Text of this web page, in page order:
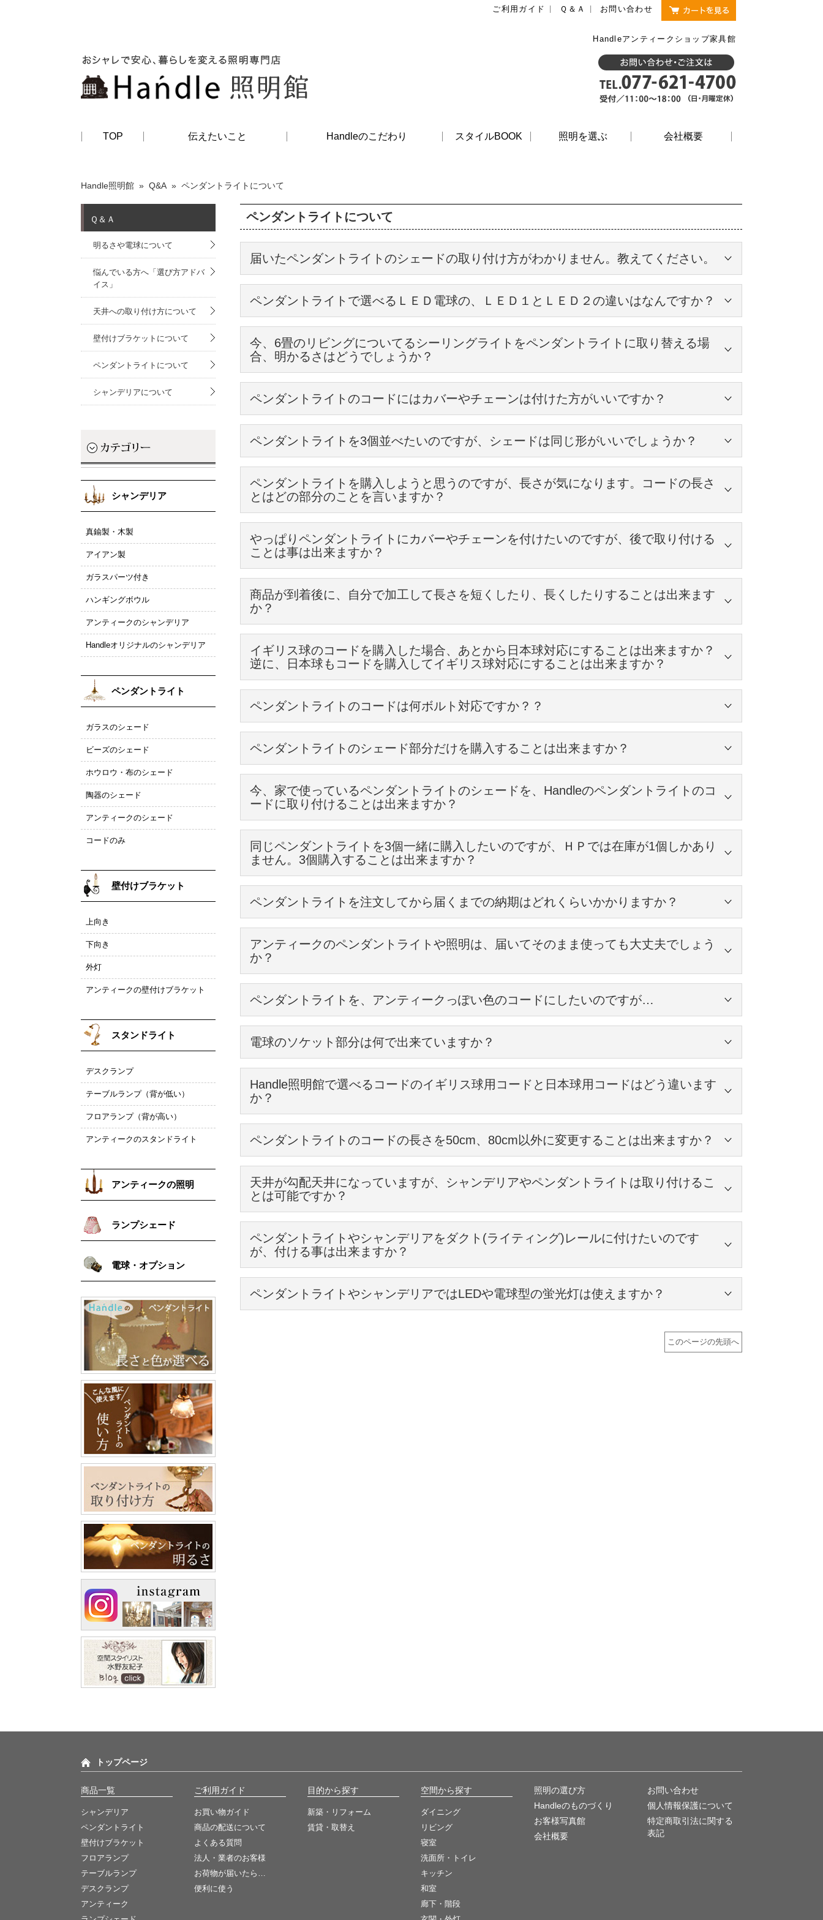
ご利用ガイド Ｑ＆Ａ お問い合わせ
Handleアンティークショップ家具館
TOP 伝えたいこと Handleのこだわり スタイルBOOK 照明を選ぶ 会社概要
Handle照明館 » Q&A » ペンダントライトについて
ペンダントライトについて
届いたペンダントライトのシェードの取り付け方がわかりません。教えてください。
Handleの照明をお届けさせていただきましてありがとうございます。
３点留めのギャラリーが付いたペンダントライトのシェードのセット方法を説明します。
まず、お届けさせていただいたいますセットをご確認下さい。
・シェード
・ギャラリー
が個数分入っていましたか？
①まず、コードのソケットからリングをくるくるまわしてはずします。
③ギャラリーをリングで留めます。
このとめる位置によっても、多少シェードの位置が調整できます。天井に取り付けてみて少し下げたいな・・・という時にはこ
のリングを止める位置で調整してみてください。
④ギャラリーについている３つのネジで、シェードを留めます。
⑤最後に、シェードの内側から電球を取り付けます。
イギリス球の場合は、ピンを引っ掛ける付け方、日本球やLED電球でしたらくるくるっと回して取り付けます。
これで、セット完了です。
ペンダントライトで選べるＬＥＤ電球の、ＬＥＤ１とＬＥＤ２の違いはなんですか？
ペンダントライトの仕様変更で選べるＬＥＤ電球ですが、【ＬＥＤ-1】と【ＬＥＤ-2】の大きな違いは明るさです。
ＬＥＤ-1が50lmで、ＬＥＤ-2が220lmnになります。 詳しく比較すると、
【ＬＥＤ-1】
サイズ：全長9.3×直径3.2ｃｍ
口金：Ｅ17
明るさ：50ルーメン
重量：17ｇ
☆実際点灯してみると☆
【ＬＥＤ-2】
サイズ：全長9.×直径約3ｃｍ
消費電力：4Ｗ
明るさ：220ルーメン
重量：17ｇ
光色：電球色相当
☆実際点灯してみると
です。
明るさを求められる場合は、ＬＥＤ-2をオススメします。
お部屋の明かりが十分取れているのであれば、ＬＥＤ-1でも問題ありません。
参考にご検討下さい。
今、6畳のリビングについてるシーリングライトをペンダントライトに取り替える場
合、明かるさはどうでしょうか？
現在がシーリングライトということであれば、おそらく電球型蛍光灯で60～80W相当の明かりがついているかと思われます。
白熱球の電球で6畳のお部屋の明かりを取ろうと思うと、一般的には240～320Wの電球が必要になってきます。
ハンドルでご購入いただけるペンダントライトは通常白熱球の40W電球をお付けしてお届けしています。
なので6畳のリビングで40Wはあくまでも補助的な照明としてお使い頂くことをオススメしています。
そのほかの主照明は、ダウンライトやスポットライトなどで明かりを取ってください。
もしついていない場合は電気工事などが必要になってきますので、お近くの電気屋さんに相談してみてくださいね。
また、電球はオプションで日本球対応のコードに変更していただければ100ｗまでご利用いただけるのでお好みで変えていただく
詳しくは、こちらをご覧下さい→
ペンダントライトの明るさについて
ペンダントライトのコードにはカバーやチェーンは付けた方がいいですか？
カバーとチェーンはお客様のお好みで選んで下さい。
カバーだけ付けたり、チェーンだけ付けたりすることも出来ますよ！
ご新築やリフォームで天井の取り付け面をすっきりキレイに見せたい方には、カバー付きをオススメしています。
カバーの種類は、真鍮製とボーンチャイナ(磁器製)からお選び頂けます。
またチェーンはよりゴージャス感を出したい方にはもってこいです。
チェーンを付けた場合には、上部にフックが付いていますのでそこでチェーンを引っ掛けて全体のペンダントライトの長さを調
ペンダントライトを3個並べたいのですが、シェードは同じ形がいいでしょうか？
カウンターの上やダイニングテーブルの上などに並べて付けられたい方の場合、
スッキリと見せたい場合は、同じものを並べる方がオススメです。
でもせっかくだがらいろいろ試してみたいなという方は、ぜひチャレンジしてみて下さい。
例えば、せめて雰囲気を揃えたいということであれば透明なシェードで統一するとか、
形が広がっているものを選ばれた場合は、広がっているもので統一するなど
ご自分の中でルールを作って選ばれてもいいと思います。
な雰囲気になると思います。
ペンダントライトを購入しようと思うのですが、長さが気になります。コードの長さ
とはどの部分のことを言いますか？
Handle照明館では、ペンダントライトのコードの長さは引っ掛けシーリングの部分から電球のソケット部分までの、コードの全
長で記載しています。
これを実際に取り付けるときには、天井に取り付けてあるプラグの高さと、電球、シェードの高さが足されることになります。
なのでペンダントライトを天井からぶら下げる時には、
が、実際にお使い頂く時の全長になります。
プラグの高さは、それぞれ、ご自宅に取り付けるもので変わってきますが、大抵2cm前後のものが多いです。
例えば、全長50cmのコードを選び写真のようなシェードを選んだ場合、
全ての長さ＝50cm（コードの全長）＋10.5cm（シェードの高さ）＋約2cm（プラグの高さ）＝62.5cm
ということになります。
つまり、天井の高さが、2m40cmのお家に、50cmのペンダントライトのコードをシャンデリア球を付けて取り付けた場合の、床
から電球の下までの高さは、
の所に、電球の一番下がくる計算になります。
ご自宅のプラグの高さや使う電球の高さによって変わりますが、
これ踏まえて、好きな長さをお選びください。
詳しくは、こちらをご覧下さい
やっぱりペンダントライトにカバーやチェーンを付けたいのですが、後で取り付ける
ことは事は出来ますか？
お届けした後で、お客様がお家でカバーやチェーンを取り付けることは出来ません。
チェーンやカバーは、オーダー頂いたときに一番最初の加工の段階で取り付け加工を行いますので後から取り付けることは出来
ません。
また、構造上、とり外すことも出来ません。
ご注文の際、じっくり検討して頂きお選び下さい。
商品が到着後に、自分で加工して長さを短くしたり、長くしたりすることは出来ます
か？
出来ません。
電気工事の資格を持っていない人がコードの加工を行うことは違法になります。
絶対に自分で長さの加工はしないで下さい。
新築やリフォームなどの現場に電気工事関係の方がいらっしゃる場合、もしくは、お近くの電気屋さんで、
資格を持っている方であれば、簡単に出来る作業です。
イギリス球のコードを購入した場合、あとから日本球対応にすることは出来ますか？
逆に、日本球もコードを購入してイギリス球対応にすることは出来ますか？
申し訳ありませんが、変更することは出来ません。
どうしても日本球に変更したい場合は、日本球用のペンダントライトのコードのみを再度、新しくご購入頂くことになります。
同じく、日本球用コードをイギリス球用コードに加工しなおすことは出来ませんのでご了承下さい。
ご購入頂く際にはご注意頂きまして、お選びください。
ペンダントライトのコードは何ボルト対応ですか？？
110Vまで対応していますので、安心してお使い下さい。
電球は100ｗまでお使いいただけます。
60ｗまでの電球をお使い頂くことをオススメしています。
ペンダントライトのシェード部分だけを購入することは出来ますか？
シェードだけを購入していただくことは、出来ません。
全てコードや電球とセットでの販売になっています。
ガラスのシェードだけの販売は行っておりませんので、ご了承下さい。
今、家で使っているペンダントライトのシェードを、Handleのペンダントライトのコ
ードに取り付けることは出来ますか？
ペンダントライトのコードにシェードを取り付ける場合、2種類の取り付け方があります。
①ソケットについているリングを外して、直接取り付ける場合
取り付けられるシェードの口径は、2.7cm～3cmになります。
②ソケットについているリングを外して、ギャラリーを取り付け、そのギャラリーにシェードを取り付ける場合
取り付けられるシェードの口径は5cm～6cmになります。
この間であれば、取り付け可能ですので、お持ちのシェードの口径を計ってみて、
規格にあうようであれば、コードのみをご注文下さい。
同じペンダントライトを3個一緒に購入したいのですが、ＨＰでは在庫が1個しかあり
ません。3個購入することは出来ますか？
在庫数がご入用の数より足りないときは、ご注文時に備考欄に欲しい個数をご連絡下さい。
こちらからお送りする注文確定メールで、ご準備出来る時期をお知らせします。
お届けまでに納期がある場合、出来る限り、同じものをご準備出来るようにしていますので、
もし、複数個欲しい場合は、出来るだけ早めにご連絡ください。
ただ、輸入品のため納期がいつになるか具体的にわからない場合があったり、
間違いなく入荷があるとわかる商品以外はお約束出来ない場合もありますのでご了承下さい。
出来る限り早めにご注文頂くことをオススメします。
ペンダントライトを注文してから届くまでの納期はどれくらいかかりますか？
長さが５０cmもしくは８０cmのもので、チェーンやカバーはなしで、コードの色がブラウン色であれば、
お店に常にストックがありますので、通常の配送と同じように、すぐに配送が出来ます。
上記以外で、コードの仕様変更をご希望のお客様のペンダントライトは、
ご注文頂いてからその都度加工を行いますので、ご注文確定から発送まで２週間程度お時間を頂きます。ご了承下さい。
納期が決まっている場合は、早めのご注文をお願い致します。
現場の電気屋さんでもペンダントライトのコードは、長さの加工が簡単に出来ますので、
すぐに欲しい方は、長めの８０cmを購入されて、現場で調整されることをオススメします。
アンティークのペンダントライトや照明は、届いてそのまま使っても大丈夫でしょう
か？
もちろん、お使い頂いて大丈夫です。
コードの部分は新しいものに換えてお使い頂くようにしています。
また、Handle照明館のアンティークの照明は、全て専門の職人の手作業により、
安心してそのままお使い下さい。
詳しくは、こちらをご覧下さい→オーバーホールのチェックについて
ペンダントライトを、アンティークっぽい色のコードにしたいのですが…
真鍮部の色をアンティーク色にすることが出来ます。
最初からアンティーク色をご希望の方は、ご注文の際、仕様変更の⑥の欄で真鍮の色を「アンティーク色」でお選び下さい。
電球のソケット部、また真鍮カバーやチェーンをお選び頂いている場合はカバーやチェーンもアンティーク色の加工してお届け
させていただきます。
もちろん、アンティーク加工をしなくても、Handleのペンダントライトは真鍮製なので、
待てない方は、アンティーク加工をご利用下さい。
電球のソケット部分は何で出来ていますか？
Handle照明館の照明のソケットは全てイギリスから輸入している真鍮になります。
カバーとチェーンの部分は、フランスから取り寄せた真鍮なので、デザインもよく、
使うほどに、本物のアンティークと同じように色が変化していきます。
ぜひ経年変化を楽しみながらお使い下さい。
もちろん、組み立ては日本の職人さんが手作業で行っていますのでご安心下さい。
Handle照明館で選べるコードのイギリス球用コードと日本球用コードはどう違います
か？
イギリス球用コードとは、B22型の電球用のコードで、ピンで電球を留めるタイプのコードです。
日本の電球では普段あまり見かけませんが、海外ではこちらの方が主流です。
また、口金の部分が22mmあり、日本球用コードの口金17mmより少し太めで、カッコイイので、
裸電球で使われる方には、B22型を求められる方が多いです。
ただ、電球の違いだけで、基本的に使い方は変わりません。
より、こだわりが強くアンティークを求める方や、光り方の違いを求められる方や、
裸電球で使われる方には、イギリス球対応をおススメしますが、
ペンダントライトのコードの長さを50cm、80cm以外に変更することは出来ますか？
はい、出来ます。
Handle照明館では、ペンダントライトの
一番短い物で20cmから、長いものは5ｍまで長さを変えることが出来ますので、
ご希望の方はご注文時にコードの仕様変更から希望の長さをお選び下さい。
（ペンダントライトの長さに関しては、職人の手作業で行っているため、
ご了承下さい。）
天井が勾配天井になっていますが、シャンデリアやペンダントライトは取り付けるこ
とは可能ですか？
取り付けは可能です。
シャンデリアやペンダントライトを勾配天井に付けられる場合、
①勾配天井用のフランジを使って取り付ける
②通常のフランジを使って取り付ける
③そのまま直結で取り付ける
の3通りがあります。
詳しくは、こちらをご覧下さい→勾配天井への照明の取り付け方法
ペンダントライトやシャンデリアをダクト(ライティング)レールに付けたいのです
が、付ける事は出来ますか？
出来ます。
ペンダントライトやシャンデリアではLEDや電球型の蛍光灯は使えますか？
また、オリジナルシャンデリアやオーバーホウルしたシャンデリアは日本球用タイプになっていますので、どちらの電球もお使
このページの先頭へ
Ｑ＆Ａ
明るさや電球について
悩んでいる方へ「選び方アドバ
イス」
天井への取り付け方について
壁付けブラケットについて
ペンダントライトについて
シャンデリアについて
シャンデリア
真鍮製・木製
アイアン製
ガラスパーツ付き
ハンギングボウル
アンティークのシャンデリア
Handleオリジナルのシャンデリア
ペンダントライト
ガラスのシェード
ビーズのシェード
ホウロウ・布のシェード
陶器のシェード
アンティークのシェード
コードのみ
壁付けブラケット
上向き
下向き
外灯
アンティークの壁付けブラケット
スタンドライト
デスクランプ
テーブルランプ（背が低い）
フロアランプ（背が高い）
アンティークのスタンドライト
アンティークの照明
ランプシェード
電球・オプション
トップページ
商品一覧
シャンデリア
ペンダントライト
壁付けブラケット
フロアランプ
テーブルランプ
デスクランプ
アンティーク
ご利用ガイド
お買い物ガイド
商品の配送について
よくある質問
法人・業者のお客様
お荷物が届いたら…
便利に使う
目的から探す
新築・リフォーム
賃貸・取替え
空間から探す
ダイニング
リビング
寝室
洗面所・トイレ
キッチン
和室
廊下・階段
照明の選び方
Handleのものづくり
お客様写真館
会社概要
お問い合わせ
個人情報保護について
特定商取引法に関する
表記